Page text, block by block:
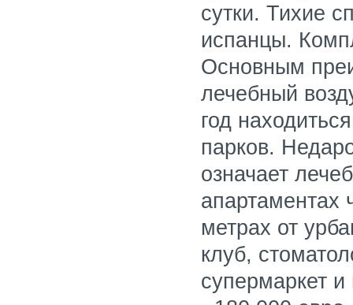
сутки. Тихие
испанцы.
Основным
лечебный
год
парков.
означает
апартаментах
метрах от
клуб,
супермаркет